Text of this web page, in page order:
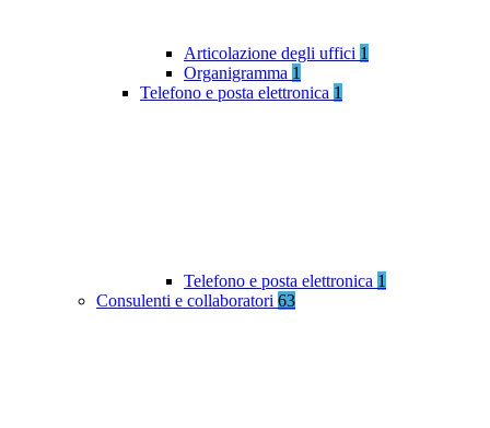
Articolazione degli uffici 1
Organigramma 1
Telefono e posta elettronica 1
Telefono e posta elettronica 1
Consulenti e collaboratori 63